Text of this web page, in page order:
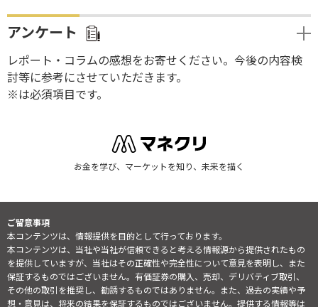
アンケート
レポート・コラムの感想をお寄せください。今後の内容検
討等に参考にさせていただきます。
※は必須項目です。
お金を学び、マーケットを知り、未来を描く
ご留意事項
本コンテンツは、情報提供を目的として行っております。
本コンテンツは、当社や当社が信頼できると考える情報源から提供されたもの
を提供していますが、当社はその正確性や完全性について意見を表明し、また
保証するものではございません。有価証券の購入、売却、デリバティブ取引、
その他の取引を推奨し、勧誘するものではありません。また、過去の実績や予
想・意見は、将来の結果を保証するものではございません。提供する情報等は